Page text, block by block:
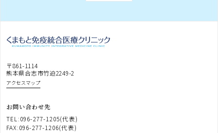
〒861-1114
熊本県合志市竹迫2249-2
アクセスマップ
お問い合わせ先
TEL:096-277-1205(代表)
FAX:096-277-1206(代表)